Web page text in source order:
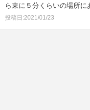
ら東に５分くらいの場所に
投稿日:2021/01/23